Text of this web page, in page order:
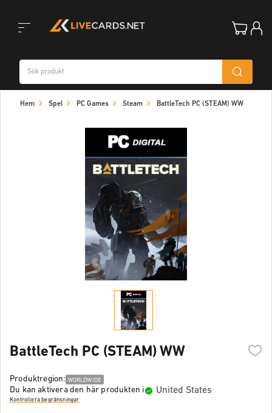
Hem Spel PC Games Steam BattleTech PC (STEAM) WW
BattleTech PC (STEAM) WW
Produktregion: WORLDWIDE
Du kan aktivera den här produkten i United States
Kontrollera begränsningar